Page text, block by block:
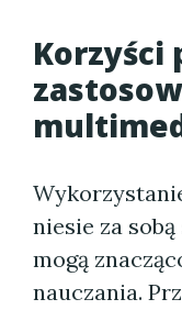
Korzyści
niesie za
mogą
nauczania.